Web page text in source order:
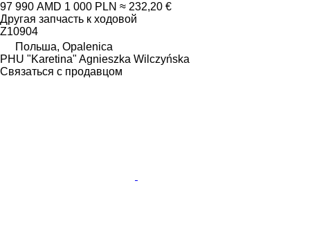
97 990 AMD 1 000 PLN ≈ 232,20 €
Другая запчасть к ходовой
Z10904
Польша, Opalenica
PHU "Karetina" Agnieszka Wilczyńska
Связаться с продавцом